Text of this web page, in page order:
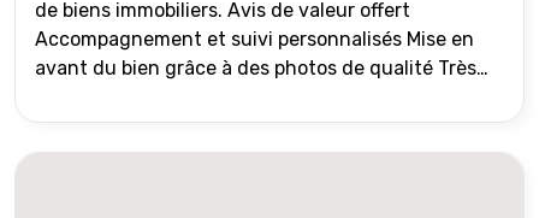
de biens immobiliers. Avis de valeur offert
Accompagnement et suivi personnalisés Mise en
avant du bien grâce à des photos de qualité Très
international) Validation du financement des
acquéreurs auprès de partenaires financiers